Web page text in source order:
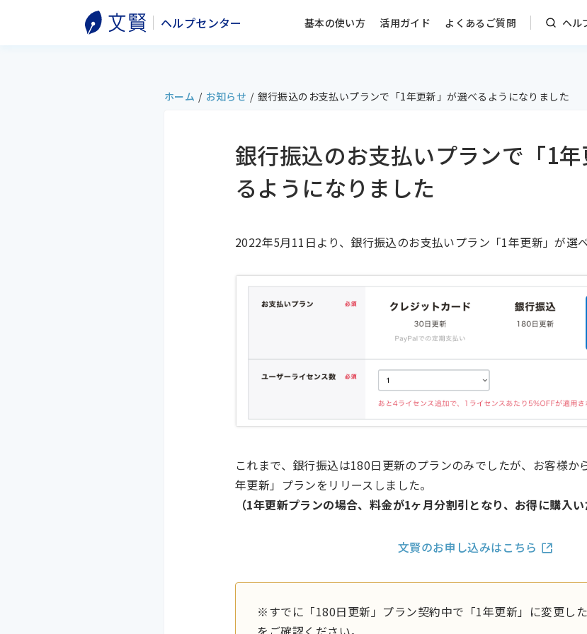
ヘルプセンター 基本の使い方 活用ガイド よくあるご質問 ヘル
ホーム / お知らせ / 銀行振込のお支払いプランで「1年更新」が選べるようになりました
銀行振込のお支払いプランで「1
るようになりました
2022年5月11日より、銀行振込のお支払いプラン「1年更新」が選
これまで、銀行振込は180日更新のプランのみでしたが、お客様か
年更新」プランをリリースしました。
（1年更新プランの場合、料金が1ヶ月分割引となり、お得に購入い
文賢のお申し込みはこちら
※すでに「180日更新」プラン契約中で「1年更新」に変更し